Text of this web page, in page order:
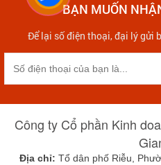
BẠN MUỐN
Để lại số điện thoại, đại lý gửi
Công ty Cổ phần Kinh
Địa chỉ: Tổ dân phố Riễu,